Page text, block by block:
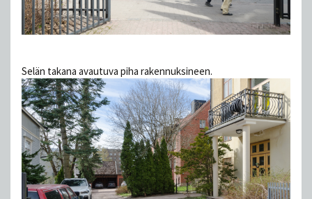
Selän takana avautuva piha rakennuksineen.